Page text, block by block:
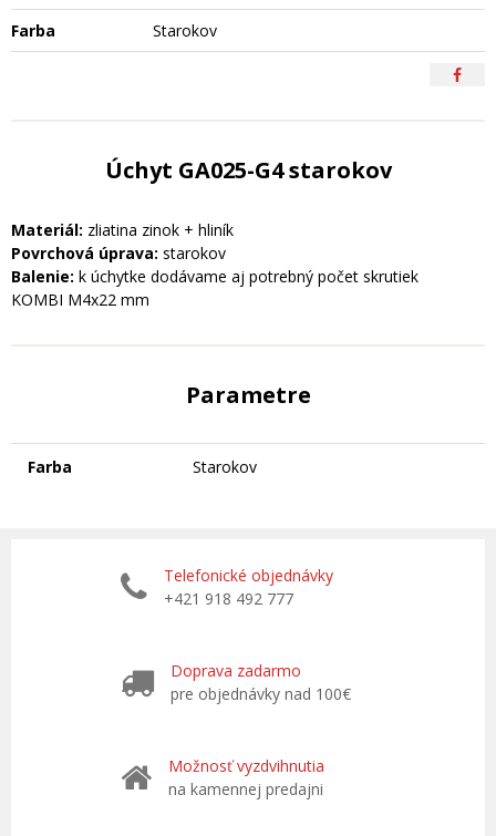
Farba
Starokov
Úchyt GA025-G4 starokov
Materiál: zliatina zinok + hliník
Povrchová úprava: starokov
Balenie: k úchytke dodávame aj potrebný počet skrutiek
KOMBI M4x22 mm
Parametre
Farba Starokov
Telefonické objednávky
+421 918 492 777
Doprava zadarmo
pre objednávky nad 100€
Možnosť vyzdvihnutia
na kamennej predajni